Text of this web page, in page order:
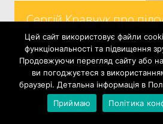
Сергій Кравчук про
на ринку ВДЕ та УЗЕ у
пресконференції від
Цей сайт використовує файли
функціональності та підвищення
Продовжуючи перегляд сайту або
ви погоджуєтеся з
браузері. Детальна інформація в
Приймаю
Політика